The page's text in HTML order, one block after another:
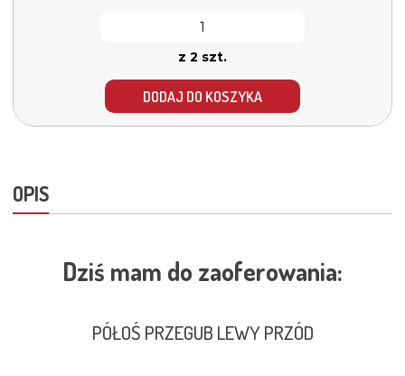
z 2 szt.
DODAJ DO KOSZYKA
OPIS
Dziś mam do zaoferowania:
PÓŁOŚ PRZEGUB LEWY PRZÓD